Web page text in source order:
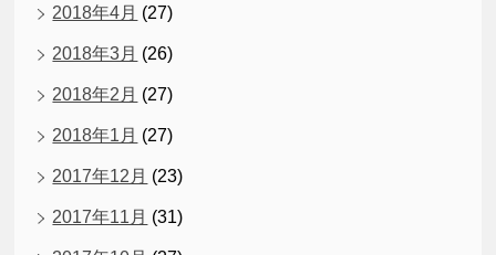
2018年4月 (27)
2018年3月 (26)
2018年2月 (27)
2018年1月 (27)
2017年12月 (23)
2017年11月 (31)